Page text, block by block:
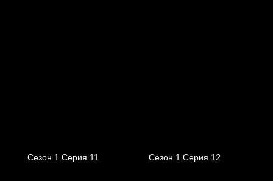
Сезон 1 Серия 11 Сезон 1 Серия 12